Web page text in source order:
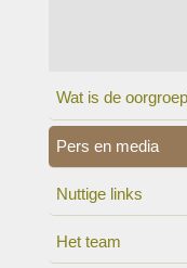
Wat is de
Pers en media
Nuttige links
Het team